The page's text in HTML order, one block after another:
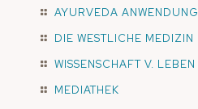
AYURVEDA ANWENDUNG
DIE WESTLICHE MEDIZIN
WISSENSCHAFT V. LEBEN
MEDIATHEK